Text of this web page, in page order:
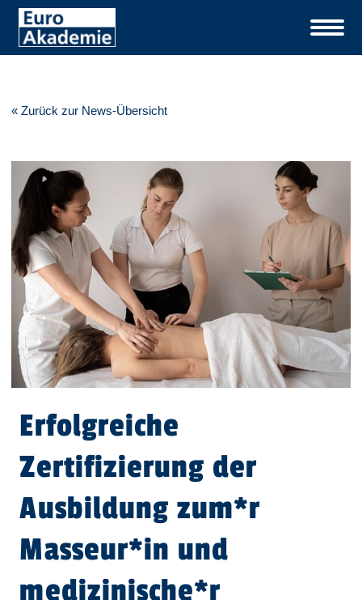
« Zurück zur News-Übersicht
Erfolgreiche
Zertifizierung der
Ausbildung zum*r
Masseur*in und
medizinische*r